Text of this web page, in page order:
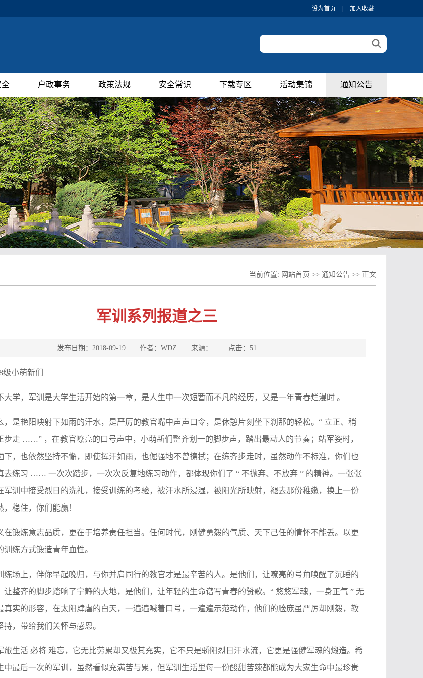
设为首页 加入收藏
全 户政事务 政策法规 安全常识 下载专区 活动集锦 通知公告
当前位置: 网站首页 >> 通知公告 >> 正文
军训系列报道之三
发布日期：2018-09-19 作者：WDZ 来源： 点击： 51
级小萌新们
大学，军训是大学生活开始的第一章，是人生中一次短暂而不凡的经历，又是一年青春烂漫时 。
，是艳阳映射下如雨的汗水，是严厉的教官嘴中声声口令，是休憩片刻坐下刹那的轻松。“ 立正、稍
步走 ……” ，在教官嘹亮的口号声中，小萌新们整齐划一的脚步声，踏出最动人的节奏；站军姿时，
下，也依然坚持不懈，即使挥汗如雨，也倔强地不曾擦拭；在练齐步走时，虽然动作不标准，你们也
去练习 …… 一次次踏步，一次次反复地练习动作，都体现你们了 “ 不抛弃、不放弃 ” 的精神。一张张
军训中接受烈日的洗礼，接受训练的考验，被汗水所浸湿，被阳光所映射，褪去那份稚嫩，换上一份
稳住，你们能赢！
在锻炼意志品质，更在于培养责任担当。任何时代，刚健勇毅的气质、天下己任的情怀不能丢。以更
练方式锻造青年血性。
练场上，伴你早起晚归，与你并肩同行的教官才是最辛苦的人。是他们，让嘹亮的号角唤醒了沉睡的
让整齐的脚步踏响了宁静的大地，是他们，让年轻的生命谱写青春的赞歌。“ 悠悠军魂，一身正气 ” 无
真实的形容，在太阳肆虐的白天，一遍遍喊着口号，一遍遍示范动作，他们的脸庞虽严厉却刚毅，教
持，带给我们关怀与感恩。
旅生活 必将 难忘，它无比劳累却又极其充实，它不只是骄阳烈日汗水流，它更是强健军魂的煅造。希
中最后一次的军训，虽然看似充满苦与累，但军训生活里每一份酸甜苦辣都能成为大家生命中最珍贵